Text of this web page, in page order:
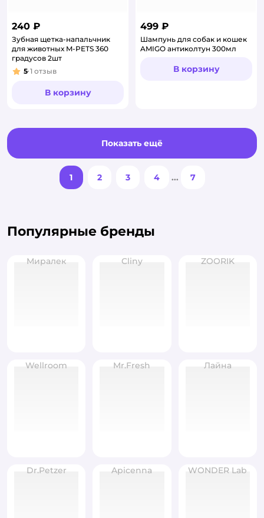
240 ₽
Зубная щетка-напальчник
для животных M-PETS 360
градусов 2шт
Рейтинг:
5 1 отзыв
В корзину
499 ₽
Шампунь для собак и кошек
AMIGO антиколтун 300мл
В корзину
Показать ещё
1 2 3 4 ... 7
Популярные бренды
Миралек Cliny ZOORIK
Wellroom Mr.Fresh Лайна
Dr.Petzer Apicenna WONDER Lab